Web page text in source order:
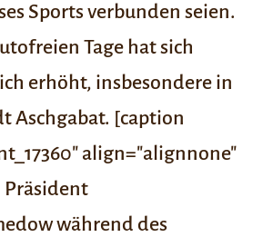
Sports verbunden seien.
Tage hat sich
erhöht, insbesondere in
Aschgabat. [caption
align="alignnone"
während des